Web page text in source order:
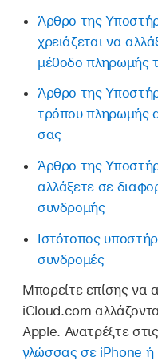
Άρθρο της
χρειάζεται να
μέθοδο πληρωμής
Άρθρο της
τρόπου πληρωμής
σας
Άρθρο της
αλλάξετε σε
συνδρομής
Ιστότοπος
συνδρομές
Μπορείτε επίσης να
iCloud.com
Apple. Ανατρέξτε
γλώσσας σε iPhone ή